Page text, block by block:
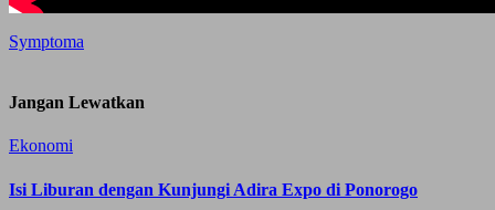
Symptoma
Jangan Lewatkan
Ekonomi
Isi Liburan dengan Kunjungi Adira Expo di Ponorogo